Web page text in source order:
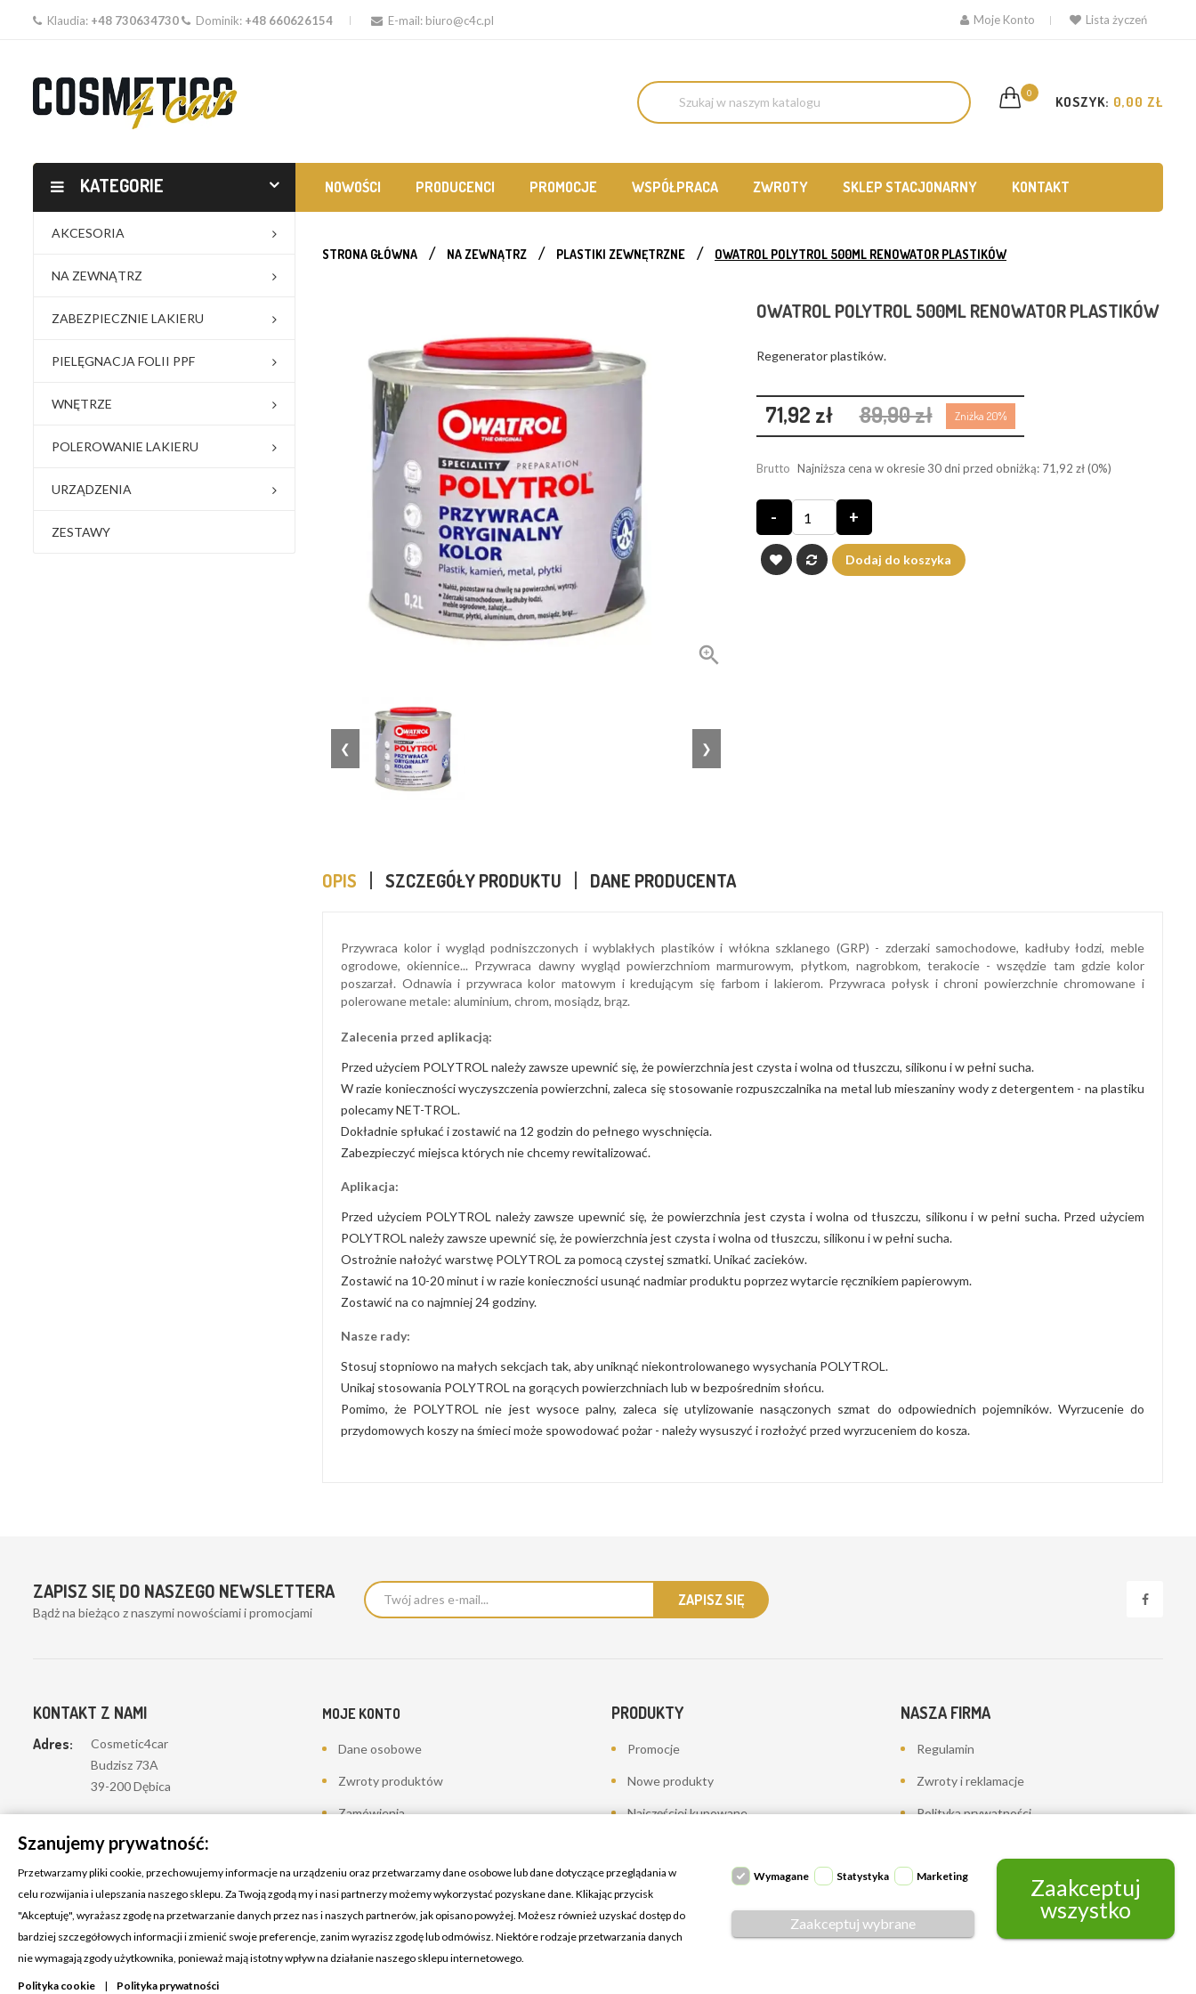
Klaudia: +48 730634730 Dominik: +48 660626154 E-mail: biuro@c4c.pl Moje Konto Lista życzeń
0
KOSZYK: 0,00 ZŁ
KATEGORIE NOWOŚCI PRODUCENCI PROMOCJE WSPÓŁPRACA ZWROTY SKLEP STACJONARNY KONTAKT
AKCESORIA
NA ZEWNĄTRZ
ZABEZPIECZNIE LAKIERU
PIELĘGNACJA FOLII PPF
WNĘTRZE
POLEROWANIE LAKIERU
URZĄDZENIA
ZESTAWY
STRONA GŁÓWNA NA ZEWNĄTRZ PLASTIKI ZEWNĘTRZNE OWATROL POLYTROL 500ML RENOWATOR PLASTIKÓW

❮ ❯
OWATROL POLYTROL 500ML RENOWATOR PLASTIKÓW
Regenerator plastików.
71,92 zł 89,90 zł Zniżka 20%
Brutto Najniższa cena w okresie 30 dni przed obniżką: 71,92 zł (0%)
- +
Dodaj do koszyka
OPIS SZCZEGÓŁY PRODUKTU DANE PRODUCENTA
Przywraca kolor i wygląd podniszczonych i wyblakłych plastików i włókna szklanego (GRP) - zderzaki samochodowe, kadłuby łodzi, meble
ogrodowe, okiennice... Przywraca dawny wygląd powierzchniom marmurowym, płytkom, nagrobkom, terakocie - wszędzie tam gdzie kolor
poszarzał. Odnawia i przywraca kolor matowym i kredującym się farbom i lakierom. Przywraca połysk i chroni powierzchnie chromowane i
polerowane metale: aluminium, chrom, mosiądz, brąz.
Zalecenia przed aplikacją:
Przed użyciem POLYTROL należy zawsze upewnić się, że powierzchnia jest czysta i wolna od tłuszczu, silikonu i w pełni sucha.
W razie konieczności wyczyszczenia powierzchni, zaleca się stosowanie rozpuszczalnika na metal lub mieszaniny wody z detergentem - na plastiku
polecamy NET-TROL.
Dokładnie spłukać i zostawić na 12 godzin do pełnego wyschnięcia.
Zabezpieczyć miejsca których nie chcemy rewitalizować.
Aplikacja:
Przed użyciem POLYTROL należy zawsze upewnić się, że powierzchnia jest czysta i wolna od tłuszczu, silikonu i w pełni sucha. Przed użyciem
POLYTROL należy zawsze upewnić się, że powierzchnia jest czysta i wolna od tłuszczu, silikonu i w pełni sucha.
Ostrożnie nałożyć warstwę POLYTROL za pomocą czystej szmatki. Unikać zacieków.
Zostawić na 10-20 minut i w razie konieczności usunąć nadmiar produktu poprzez wytarcie ręcznikiem papierowym.
Zostawić na co najmniej 24 godziny.
Nasze rady:
Stosuj stopniowo na małych sekcjach tak, aby uniknąć niekontrolowanego wysychania POLYTROL.
Unikaj stosowania POLYTROL na gorących powierzchniach lub w bezpośrednim słońcu.
Pomimo, że POLYTROL nie jest wysoce palny, zaleca się utylizowanie nasączonych szmat do odpowiednich pojemników. Wyrzucenie do
przydomowych koszy na śmieci może spowodować pożar - należy wysuszyć i rozłożyć przed wyrzuceniem do kosza.
ZAPISZ SIĘ DO NASZEGO NEWSLETTERA
Bądż na bieżąco z naszymi nowościami i promocjami
KONTAKT Z NAMI
Adres:
Cosmetic4car
Budzisz 73A
39-200 Dębica
Klaudia:
Email: biuro@c4c.pl
MOJE KONTO
Dane osobowe
Zwroty produktów
Zamówienia
Adresy
Kupony
Lista życzeń
PRODUKTY
Promocje
Nowe produkty
Najczęściej kupowane
NASZA FIRMA
Regulamin
Zwroty i reklamacje
Polityka prywatności
Kontakt z nami
Mapa strony
Szanujemy prywatność:
Przetwarzamy pliki cookie, przechowujemy informacje na urządzeniu oraz przetwarzamy dane osobowe lub dane dotyczące przeglądania w
celu rozwijania i ulepszania naszego sklepu. Za Twoją zgodą my i nasi partnerzy możemy wykorzystać pozyskane dane. Klikając przycisk
"Akceptuję", wyrażasz zgodę na przetwarzanie danych przez nas i naszych partnerów, jak opisano powyżej. Możesz również uzyskać dostęp do
bardziej szczegółowych informacji i zmienić swoje preferencje, zanim wyrazisz zgodę lub odmówisz. Niektóre rodzaje przetwarzania danych
nie wymagają zgody użytkownika, ponieważ mają istotny wpływ na działanie naszego sklepu internetowego.
Polityka cookie | Polityka prywatności
Wymagane Statystyka Marketing
Zaakceptuj wybrane
Zaakceptuj
wszystko